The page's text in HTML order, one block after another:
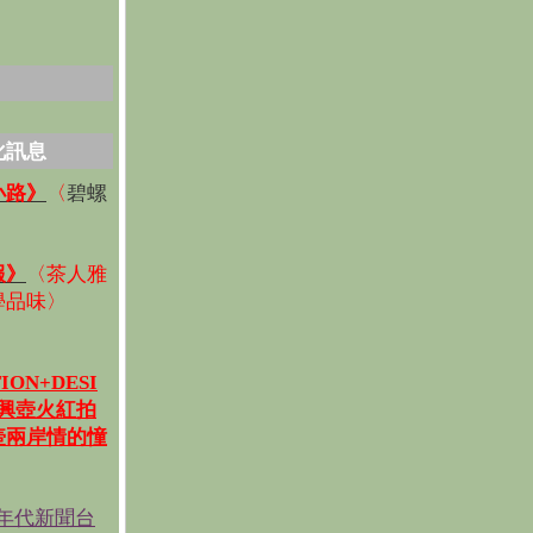
訊息
》 〈碧螺
〈茶人雅
味〉
壺火紅拍
岸情的憧
代新聞台